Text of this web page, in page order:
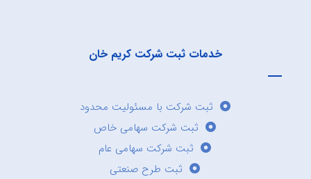
خدمات ثبت شرکت کریم خان
ثبت شرکت با مسئولیت محدود
ثبت شرکت سهامی خاص
ثبت شرکت سهامی عام
ثبت طرح صنعتی